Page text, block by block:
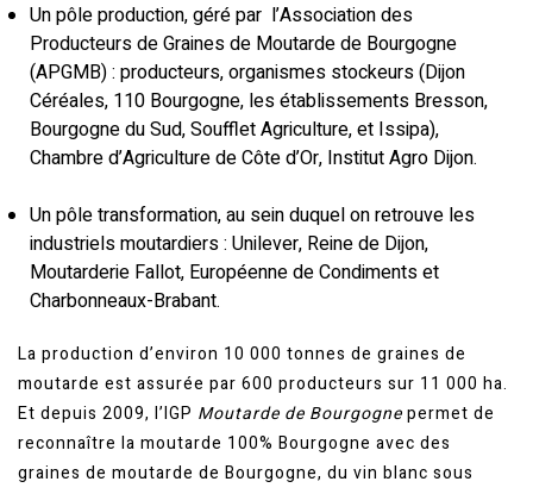
Un pôle production, géré par l’Association des
Producteurs de Graines de Moutarde de Bourgogne
(APGMB) : producteurs, organismes stockeurs (Dijon
Céréales, 110 Bourgogne, les établissements Bresson,
Bourgogne du Sud, Soufflet Agriculture, et Issipa),
Chambre d’Agriculture de Côte d’Or, Institut Agro Dijon.
Un pôle transformation, au sein duquel on retrouve les
industriels moutardiers : Unilever, Reine de Dijon,
Moutarderie Fallot, Européenne de Condiments et
Charbonneaux-Brabant.
La production d’environ 10 000 tonnes de graines de
moutarde est assurée par 600 producteurs sur 11 000 ha.
Et depuis 2009, l’IGP Moutarde de Bourgognepermet de
reconnaître la moutarde 100% Bourgogne avec des
graines de moutarde de Bourgogne, du vin blanc sous